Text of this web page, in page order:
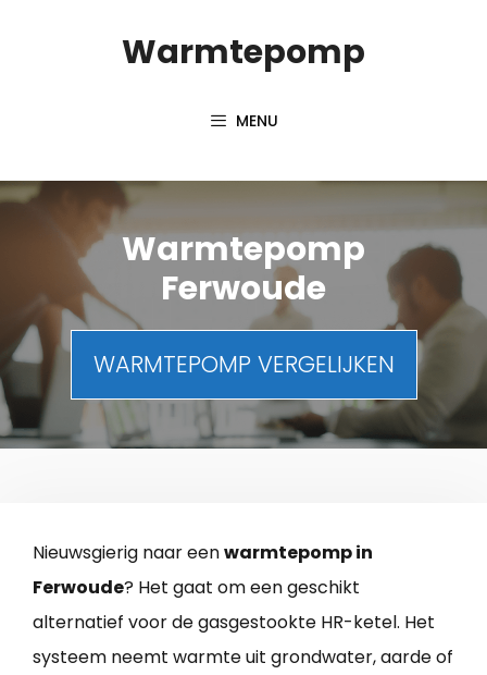
Warmtepomp
MENU
Warmtepomp
Ferwoude
WARMTEPOMP VERGELIJKEN
Nieuwsgierig naar eenwarmtepomp in
Ferwoude? Het gaat om een geschikt
alternatief voor de gasgestookte HR-ketel. Het
systeem neemt warmte uit grondwater, aarde of